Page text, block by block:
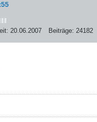
20.06.2007 Beiträge: 24182